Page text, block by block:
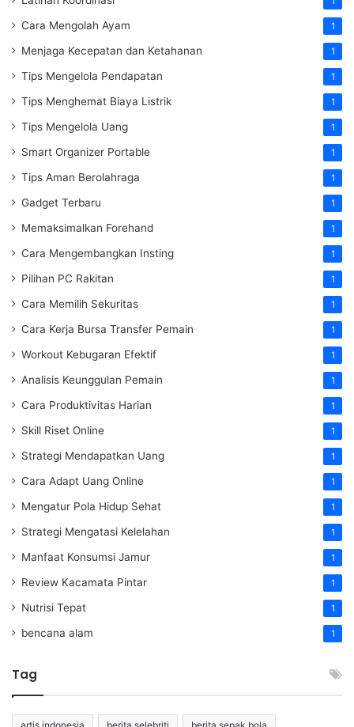
Cara Mengolah Ayam 1
Menjaga Kecepatan dan Ketahanan 1
Tips Mengelola Pendapatan 1
Tips Menghemat Biaya Listrik 1
Tips Mengelola Uang 1
Smart Organizer Portable 1
Tips Aman Berolahraga 1
Gadget Terbaru 1
Memaksimalkan Forehand 1
Cara Mengembangkan Insting 1
Pilihan PC Rakitan 1
Cara Memilih Sekuritas 1
Cara Kerja Bursa Transfer Pemain 1
Workout Kebugaran Efektif 1
Analisis Keunggulan Pemain 1
Cara Produktivitas Harian 1
Skill Riset Online 1
Strategi Mendapatkan Uang 1
Cara Adapt Uang Online 1
Mengatur Pola Hidup Sehat 1
Strategi Mengatasi Kelelahan 1
Manfaat Konsumsi Jamur 1
Review Kacamata Pintar 1
Nutrisi Tepat 1
bencana alam 1
Tag